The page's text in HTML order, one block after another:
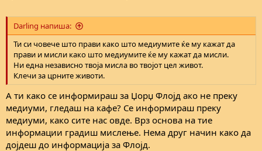
Darling напиша:
Ти си човече што прави како што медиумите ќе му кажат да
прави и мисли како што медиумите ќе му кажат да мисли.
Ни една независно твоја мисла во твојот цел живот.
Клечи за црните животи.
А ти како се информираш за Џорџ Флојд ако не преку
медиуми, гледаш на кафе? Се информираш преку
медиуми, како сите нас овде. Врз основа на тие
информации градиш мислење. Нема друг начин како да
дојдеш до информација за Флојд.